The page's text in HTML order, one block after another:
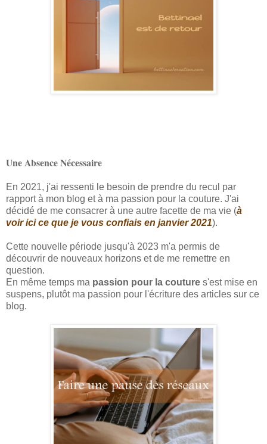
Une Absence Nécessaire
En 2021, j'ai ressenti le besoin de prendre du recul par
rapport à mon blog et à ma passion pour la couture. J'ai
décidé de me consacrer à une autre facette de ma vie (à
voir ici ce que je vous confiais en janvier 2021).
Cette nouvelle période jusqu'à 2023 m'a permis de
découvrir de nouveaux horizons et de me remettre en
question.
En même temps ma passion pour la couture s'est mise en
suspens, plutôt ma passion pour l'écriture des articles sur ce
blog.